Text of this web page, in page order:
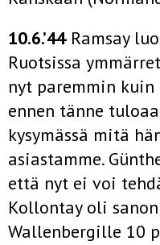
10.6.’44Ramsay
Ruotsissa
nyt paremmin kuin
ennen tänne
kysymässä mitä
asiastamme.
että nyt ei voi
Kollontay oli
Wallenbergille 10